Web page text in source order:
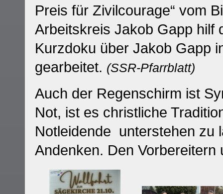
Preis für Zivilcourage“ vom
Arbeitskreis Jakob Gapp hilf
Kurzdoku über Jakob Gapp
gearbeitet. (SSR-Pfarrblatt)
Auch der Regenschirm ist
Not, ist es christliche
Notleidende unterstehen zu
Andenken. Den